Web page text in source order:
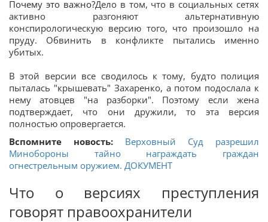
Почему это важно?Дело в том, что в социальных сетях
активно разгоняют альтернативную
конспирологическую версию того, что произошло на
пруду. Обвинить в конфликте пытались именно
убитых.
В этой версии все сводилось к тому, будто полиция
пыталась "крышевать" Захаренко, а потом подослала к
нему атовцев "на разборки". Поэтому если жена
подтверждает, что они дружили, то эта версия
полностью опровергается.
Вспомните новость:
Верховный Суд разрешил
Минобороны тайно награждать граждан
огнестрельным оружием. ДОКУМЕНТ
Что о версиях преступления
говорят правоохранители